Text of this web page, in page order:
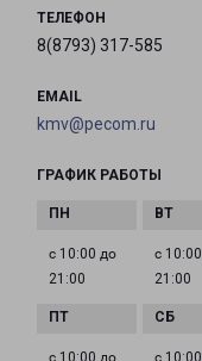
ТЕЛЕФОН
8(8793) 317-585
EMAIL
kmv@pecom.ru
ГРАФИК РАБОТЫ
с 10:00 до
21:00
с
21:00